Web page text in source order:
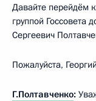
Давайте перейдём
группой Госсовета
Сергеевич
Пожалуйста,
Г.Полтавченко: